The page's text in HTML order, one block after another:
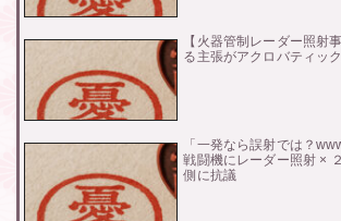
【火器管制レーダー照射
る主張がアクロバティッ
「一発なら誤射では？
戦闘機にレーダー照射 ×
側に抗議